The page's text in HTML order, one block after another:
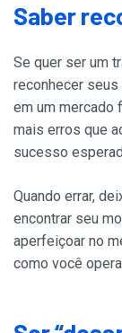
Saber
Se quer ser um
reconhecer seus
em um mercado
mais erros que
sucesso
Quando errar,
encontrar seu
aperfeiçoar no
como você